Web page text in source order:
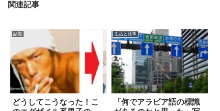
関連記事
話題
どうしてこうなった！こ
生活と仕事
「何でアラビア語の標識